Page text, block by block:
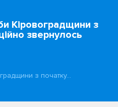
Кіровоградщини з
звернулось
з початку…